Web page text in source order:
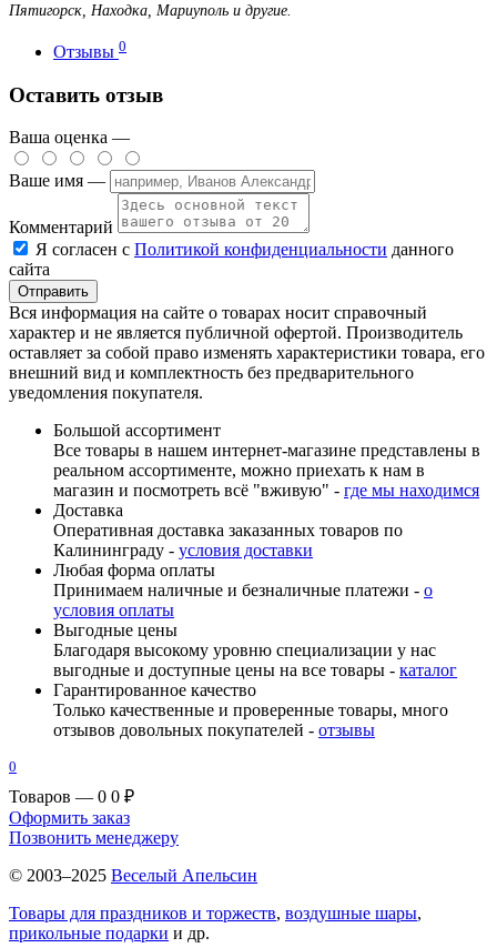
Пятигорск, Находка, Мариуполь и другие.
Отзывы 0
Оставить отзыв
Ваша оценка —
Ваше имя —
Комментарий
Я согласен с Политикой конфиденциальности данного
сайта
Вся информация на сайте о товарах носит справочный
характер и не является публичной офертой. Производитель
оставляет за собой право изменять характеристики товара, его
внешний вид и комплектность без предварительного
уведомления покупателя.
Большой ассортимент
Все товары в нашем интернет-магазине представлены в
реальном ассортименте, можно приехать к нам в
магазин и посмотреть всё "вживую" - где мы находимся
Доставка
Оперативная доставка заказанных товаров по
Калининграду - условия доставки
Любая форма оплаты
Принимаем наличные и безналичные платежи - о
условия оплаты
Выгодные цены
Благодаря высокому уровню специализации у нас
выгодные и доступные цены на все товары - каталог
Гарантированное качество
Только качественные и проверенные товары, много
отзывов довольных покупателей - отзывы
0
Товаров — 0 0 ₽
Оформить заказ
Позвонить менеджеру
© 2003–2025 Веселый Апельсин
Товары для праздников и торжеств, воздушные шары,
прикольные подарки и др.